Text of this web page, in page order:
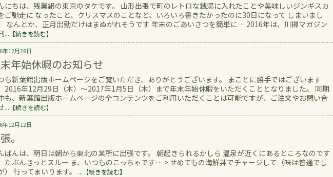
にちは、残業組の東京のタケです。 山形出張で町のレトロな銭湯に入れたことや美味しいジンギスカ
ご馳走に なったこと、クリスマスのことなど、いろいろ書きたかったのに30日になって しまいまし
なんとか、正月出勤だけはまぬがれそうです 年末のごあいさつを簡単に… 2016年は、川柳マガジン
... 【続きを読む】
年12月28日
年始休暇のお知らせ
も新葉館出版ホームページをご覧いただき、ありがとうございます。 まことに勝手ではございます
2016年12月29日（木）～2017年1月5日（木）まで年末年始休暇をいただくこととなりました。 同期
も、新葉館出版ホームページの全コンテンツをご利用いただくことは可能ですが、ご注文やお問い合
... 【続きを読む】
年12月12日
。
ばんは、明日は朝から東北の某所に出張です。 朝起きられるかしら 温泉が近くにあるところなのです
たぶんきっとスルー ま、いつものこっちゃです… > せめてもの海鮮丼でチャージして（味は普通でし
） 行ってまいります。 ... 【続きを読む】